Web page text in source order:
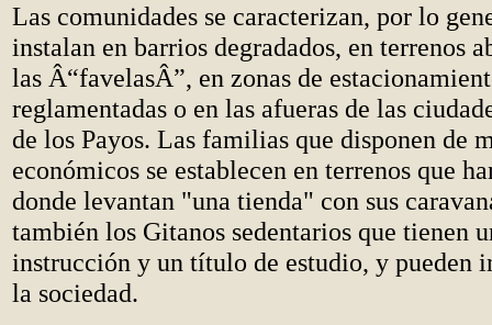
Las comunidades se caracterizan, por lo
instalan en barrios degradados, en terrenos
las Â“favelasÂ”, en zonas de
reglamentadas o en las afueras de las
de los Payos. Las familias que disponen de
económicos se establecen en terrenos que
donde levantan "una tienda" con sus
también los Gitanos sedentarios que tienen
instrucción y un título de estudio, y pueden
la sociedad.